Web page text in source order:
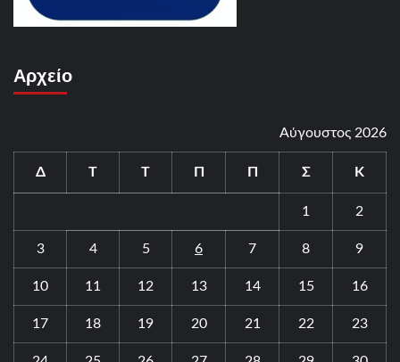
Αρχείο
Αύγουστος 2026
Δ Τ Τ Π Π Σ Κ
1 2
3 4 5 6 7 8 9
10 11 12 13 14 15 16
17 18 19 20 21 22 23